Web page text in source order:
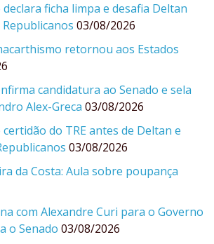
ficha limpa e desafia Deltan
03/08/2026
retornou aos Estados
candidatura ao Senado e sela
Alex-Greca 03/08/2026
do TRE antes de Deltan e
03/08/2026
da Costa: Aula sobre poupança
com Alexandre Curi para o Governo
o Senado 03/08/2026